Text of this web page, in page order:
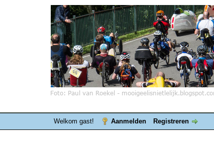
Welkom gast! Aanmelden Registreren